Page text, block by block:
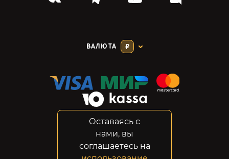
ВАЛЮТА ₽
Конфиденциальность
Возвраты
Оставаясь с
нами, вы
соглашаетесь на